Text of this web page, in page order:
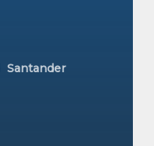
Santander